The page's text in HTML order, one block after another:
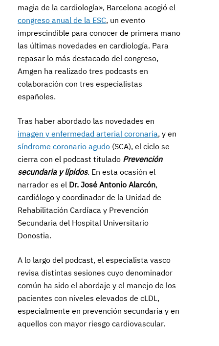
magia de la cardiología», Barcelona acogió el
congreso anual de la ESC, un evento
imprescindible para conocer de primera mano
las últimas novedades en cardiología. Para
repasar lo más destacado del congreso,
Amgen ha realizado tres podcasts en
colaboración con tres especialistas
españoles.
Tras haber abordado las novedades en
imagen y enfermedad arterial coronaria, y en
síndrome coronario agudo (SCA), el ciclo se
cierra con el podcast titulado Prevención
secundaria y lípidos. En esta ocasión el
narrador es el Dr. José Antonio Alarcón,
cardiólogo y coordinador de la Unidad de
Rehabilitación Cardíaca y Prevención
Secundaria del Hospital Universitario
Donostia.
A lo largo del podcast, el especialista vasco
revisa distintas sesiones cuyo denominador
común ha sido el abordaje y el manejo de los
pacientes con niveles elevados de cLDL,
especialmente en prevención secundaria y en
aquellos con mayor riesgo cardiovascular.